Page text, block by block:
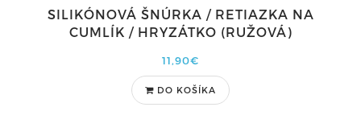
SILIKÓNOVÁ ŠNÚRKA / RETIAZKA NA
CUMLÍK / HRYZÁTKO (RUŽOVÁ)
11,90€
DO KOŠÍKA